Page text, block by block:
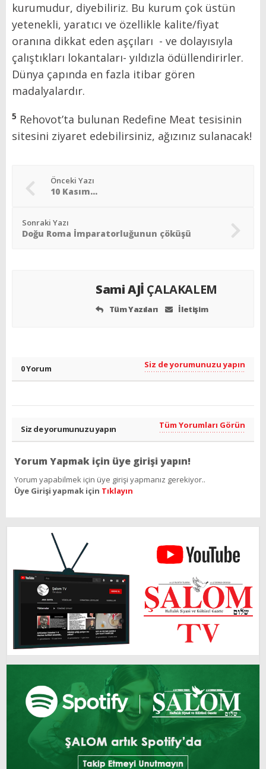
kurumudur, diyebiliriz. Bu kurum çok üstün
yetenekli, yaratıcı ve özellikle kalite/fiyat
oranına dikkat eden aşçıları - ve dolayısıyla
çalıştıkları lokantaları- yıldızla ödüllendirirler.
Dünya çapında en fazla itibar gören
madalyalardır.
5 Rehovot’ta bulunan Redefine Meat tesisinin
sitesini ziyaret edebilirsiniz, ağızınız sulanacak!
Önceki Yazı
10 Kasım…
Sonraki Yazı
Doğu Roma İmparatorluğunun çöküşü
Sami AJİ ÇALAKALEM
Tüm Yazıları İletişim
0 Yorum Siz de yorumunuzu yapın
Siz de yorumunuzu yapın Tüm Yorumları Görün
Yorum Yapmak için üye girişi yapın!
Yorum yapabilmek için üye girişi yapmanız gerekiyor..
Üye Girişi yapmak için Tıklayın